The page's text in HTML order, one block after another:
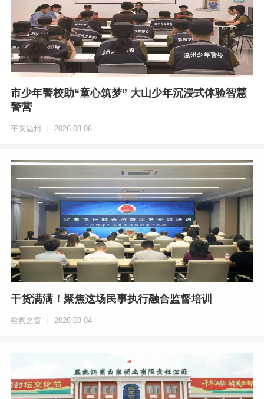
市少年警校助“童心筑梦” 大山少年沉浸式体验智慧
警营
平安温州 | 2026-08-06
干货满满！聚焦这场民事执行融合监督培训
检察之窗 | 2026-08-04